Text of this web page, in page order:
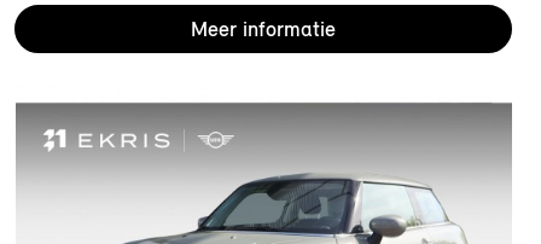
Meer informatie